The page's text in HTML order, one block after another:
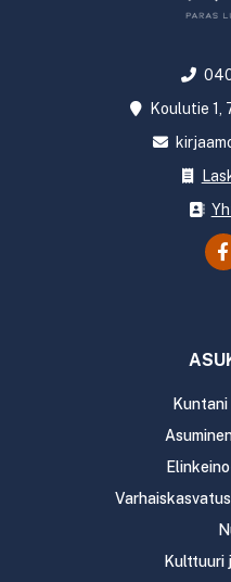
Koulutie 1,
Kulttuuri